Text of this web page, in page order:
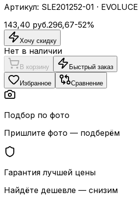
Артикул: SLE201252-01 · EVOLUCE
143,40 руб.296,67-52%
Хочу скидку
Нет в наличии
В корзину Быстрый заказ
Избранное Сравнение
Подбор по фото
Пришлите фото — подберём
Гарантия лучшей цены
Найдёте дешевле — снизим